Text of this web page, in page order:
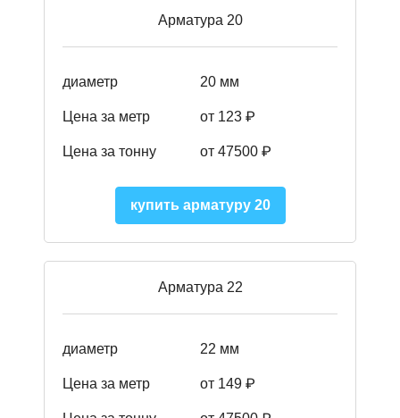
Арматура 20
диаметр 20 мм
Цена за метр от 123 ₽
Цена за тонну от 47500 ₽
купить арматуру 20
Арматура 22
диаметр 22 мм
Цена за метр от 149 ₽